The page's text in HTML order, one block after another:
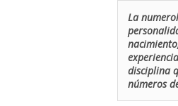
La
disciplina
números